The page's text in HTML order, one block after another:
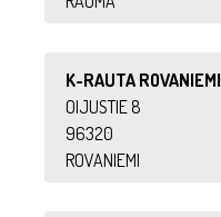
K-RAUTA ROVANIEMI
OIJUSTIE 8
96320
ROVANIEMI